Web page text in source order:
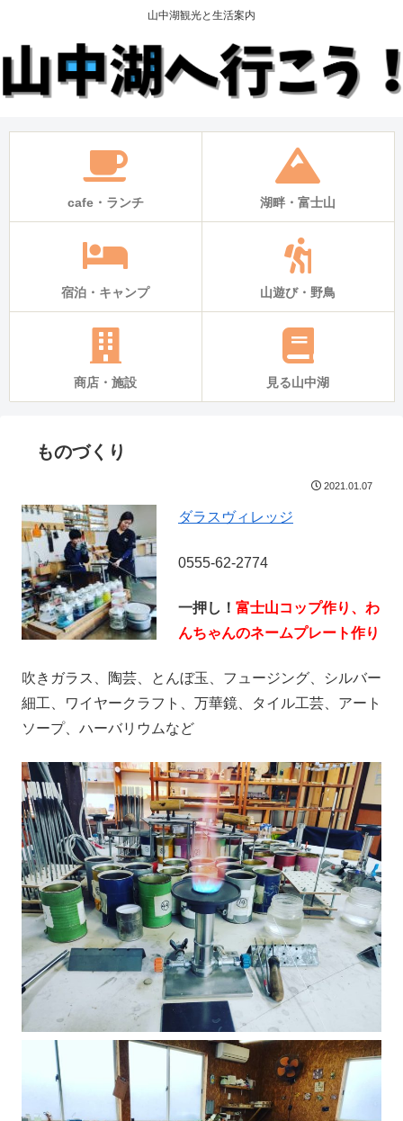
山中湖観光と生活案内
cafe・ランチ 湖畔・富士山
宿泊・キャンプ 山遊び・野鳥
商店・施設 見る山中湖
ものづくり
2021.01.07
ダラスヴィレッジ
0555-62-2774
一押し！ 富士山コップ作り、わ
んちゃんのネームプレート作り
吹きガラス、陶芸、とんぼ玉、フュージング、シルバー
細工、ワイヤークラフト、万華鏡、タイル工芸、アート
ソープ、ハーバリウムなど